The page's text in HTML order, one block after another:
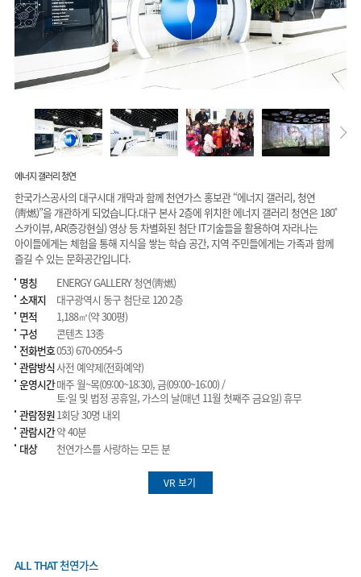
에너지 갤러리 청연
한국가스공사의 대구시대 개막과 함께 천연가스 홍보관 “에너지 갤러리, 청연
(靑燃)”을 개관하게 되었습니다.대구 본사 2층에 위치한 에너지 갤러리 청연은 180˚
스카이뷰, AR(증강현실) 영상 등 차별화된 첨단 IT기술들을 활용하여 자라나는
아이들에게는 체험을 통해 지식을 쌓는 학습 공간, 지역 주민들에게는 가족과 함께
즐길 수 있는 문화공간입니다.
명칭
ENERGY GALLERY 청연(靑燃)
소재지
대구광역시 동구 첨단로 120 2층
면적
1,188㎡(약 300평)
구성
콘텐츠 13종
전화번호053) 670-0954~5
관람방식사전 예약제(전화예약)
운영시간매주 월~목(09:00~18:30), 금(09:00~16:00) /
토·일 및 법정 공휴일, 가스의 날(매년 11월 첫째주 금요일) 휴무
관람정원1회당 30명 내외
관람시간약 40분
대상
천연가스를 사랑하는 모든 분
VR 보기
ALL THAT 천연가스